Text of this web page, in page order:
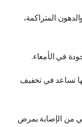
المتراكمة،
في الأمعاء.
تساعد في تخفيف
من الإصابة بمرض